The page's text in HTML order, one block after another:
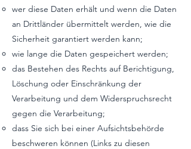
wer diese Daten erhält und wenn die Daten
an Drittländer übermittelt werden, wie die
Sicherheit garantiert werden kann;
wie lange die Daten gespeichert werden;
das Bestehen des Rechts auf Berichtigung,
Löschung oder Einschränkung der
Verarbeitung und dem Widerspruchsrecht
gegen die Verarbeitung;
dass Sie sich bei einer Aufsichtsbehörde
beschweren können (Links zu diesen